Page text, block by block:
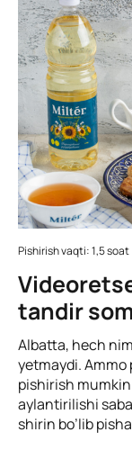
Pishirish vaqti: 1,5 soat
tandir
Albatta, hech
yetmaydi. Ammo
pishirish
aylantirilishi
shirin bo’lib